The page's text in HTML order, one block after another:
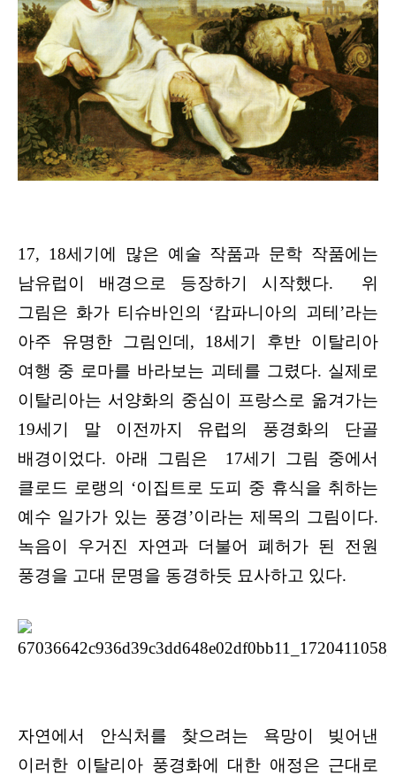
17, 18세기에 많은 예술 작품과 문학 작품에는
남유럽이 배경으로 등장하기 시작했다. 위
그림은 화가 티슈바인의 ‘캄파니아의 괴테’라는
아주 유명한 그림인데, 18세기 후반 이탈리아
여행 중 로마를 바라보는 괴테를 그렸다. 실제로
이탈리아는 서양화의 중심이 프랑스로 옮겨가는
19세기 말 이전까지 유럽의 풍경화의 단골
배경이었다. 아래 그림은 17세기 그림 중에서
클로드 로랭의 ‘이집트로 도피 중 휴식을 취하는
예수 일가가 있는 풍경’이라는 제목의 그림이다.
녹음이 우거진 자연과 더불어 폐허가 된 전원
풍경을 고대 문명을 동경하듯 묘사하고 있다.
자연에서 안식처를 찾으려는 욕망이 빚어낸
이러한 이탈리아 풍경화에 대한 애정은 근대로